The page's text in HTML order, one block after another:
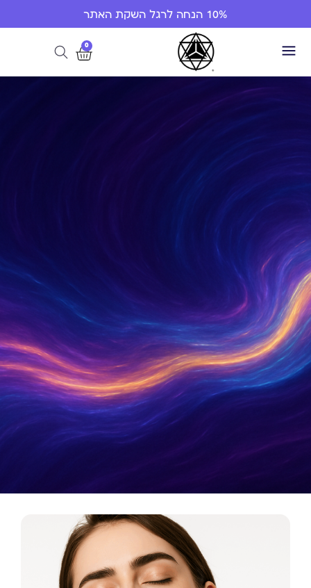
10% הנחה לרגל השקת האתר
0
Metamatica Boutique
כלי תדר לריפוי, אסתטיקה ואיזון אנרגטי. המסע מהרוח
אל החומר מתחיל כאן.